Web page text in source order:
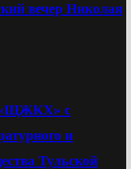
вечер Николая
«ЩЖКХ» с
и
Тульской